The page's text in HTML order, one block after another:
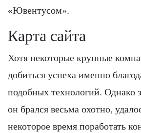
«Ювентусом».
Карта сайта
Хотя некоторые крупные
добиться успеха именно
подобных технологий. Однако
он брался весьма охотно,
некоторое время поработать